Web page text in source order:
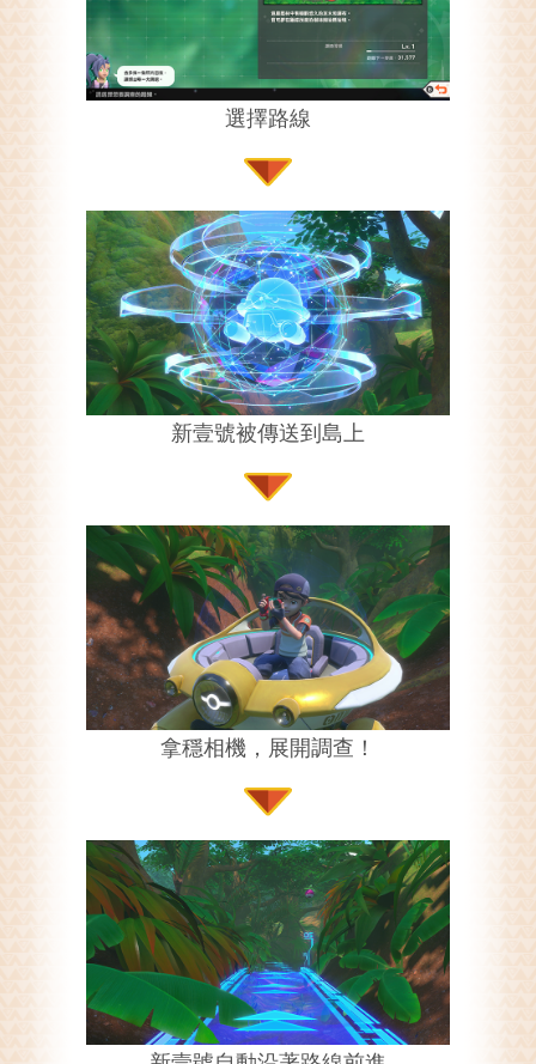
選擇路線
新壹號被傳送到島上
拿穩相機，展開調查！